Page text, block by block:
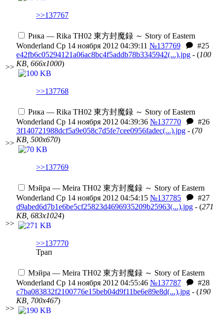
>>137767
>>
Рика — Rika TH02 東方封魔録 ～ Story of Eastern
Wonderland Ср 14 ноября 2012 04:39:11 №137769
#25
e42fb6c05294121a06ac8bc4f5addb78b3345942(...).jpg - (100
KB, 666x1000)
>>137768
>>
Рика — Rika TH02 東方封魔録 ～ Story of Eastern
Wonderland Ср 14 ноября 2012 04:39:36 №137770
#26
3f140721988dcf5a9e058c7d5fe7cee0956fadec(...).jpg - (70
KB, 500x670)
>>137769
>>
Мэйра — Meira TH02 東方封魔録 ～ Story of Eastern
Wonderland Ср 14 ноября 2012 04:54:15 №137785
#27
d9abed6d7b1e6be5cf25823d4696935209b25963(...).jpg - (271
KB, 683x1024)
>>137770
Трап
>>
Мэйра — Meira TH02 東方封魔録 ～ Story of Eastern
Wonderland Ср 14 ноября 2012 04:55:46 №137787
#28
c7ba083832f2100776e15beb04d9f11be6e89e8d(...).jpg - (190
KB, 700x467)